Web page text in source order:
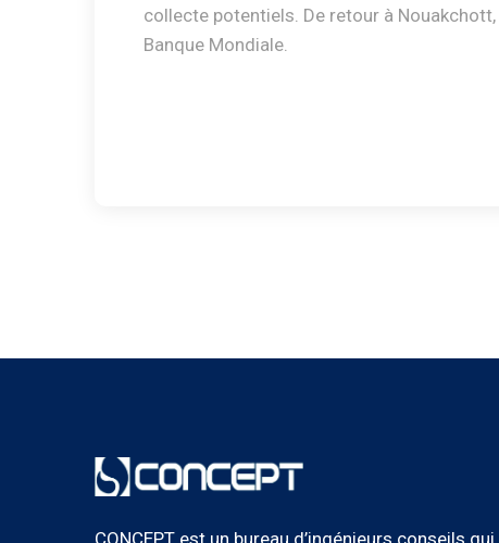
collecte potentiels. De retour à
Banque Mondiale.
CONCEPT est un bureau d’ingénieurs conseils qui